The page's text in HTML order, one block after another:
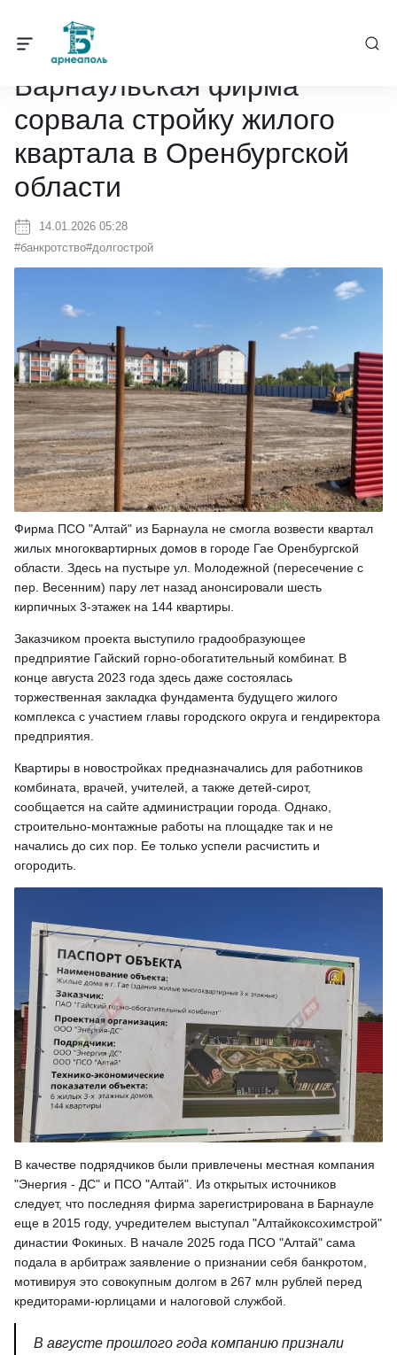
Барнеаполь / Барнаульская фирма сорвала стройку
Барнаульская фирма
сорвала стройку жилого
квартала в Оренбургской
области
14.01.2026 05:28
#банкротство#долгострой
Фирма ПСО "Алтай" из Барнаула не смогла возвести квартал
жилых многоквартирных домов в городе Гае Оренбургской
области. Здесь на пустыре ул. Молодежной (пересечение с
пер. Весенним) пару лет назад анонсировали шесть
кирпичных 3-этажек на 144 квартиры.
Заказчиком проекта выступило градообразующее
предприятие Гайский горно-обогатительный комбинат. В
конце августа 2023 года здесь даже состоялась
торжественная закладка фундамента будущего жилого
комплекса с участием главы городского округа и гендиректора
предприятия.
Квартиры в новостройках предназначались для работников
комбината, врачей, учителей, а также детей-сирот,
сообщается на сайте администрации города. Однако,
строительно-монтажные работы на площадке так и не
начались до сих пор. Ее только успели расчистить и
огородить.
В качестве подрядчиков были привлечены местная компания
"Энергия - ДС" и ПСО "Алтай". Из открытых источников
следует, что последняя фирма зарегистрирована в Барнауле
еще в 2015 году, учредителем выступал "Алтайкоксохимстрой"
династии Фокиных. В начале 2025 года ПСО "Алтай" сама
подала в арбитраж заявление о признании себя банкротом,
мотивируя это совокупным долгом в 267 млн рублей перед
кредиторами-юрлицами и налоговой службой.
В августе прошлого года компанию признали